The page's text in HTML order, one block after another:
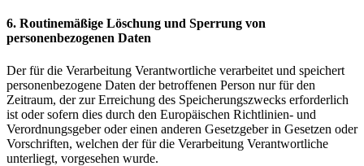
6. Routinemäßige Löschung und Sperrung von
personenbezogenen Daten
Der für die Verarbeitung Verantwortliche verarbeitet und speichert
personenbezogene Daten der betroffenen Person nur für den
Zeitraum, der zur Erreichung des Speicherungszwecks erforderlich
ist oder sofern dies durch den Europäischen Richtlinien- und
Verordnungsgeber oder einen anderen Gesetzgeber in Gesetzen oder
Vorschriften, welchen der für die Verarbeitung Verantwortliche
unterliegt, vorgesehen wurde.